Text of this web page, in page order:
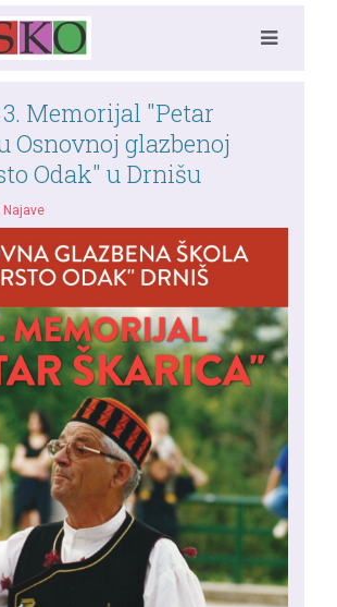
Memorijal "Petar
Osnovnoj glazbenoj
Odak" u Drnišu
Najave